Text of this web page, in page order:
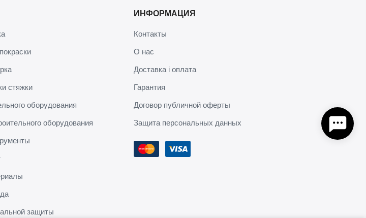
стяжки
оборудования
оборудования
защиты
ИНФОРМАЦИЯ
Контакты
О нас
Доставка і оплата
Гарантия
Договор публичной оферты
Защита персональных данных